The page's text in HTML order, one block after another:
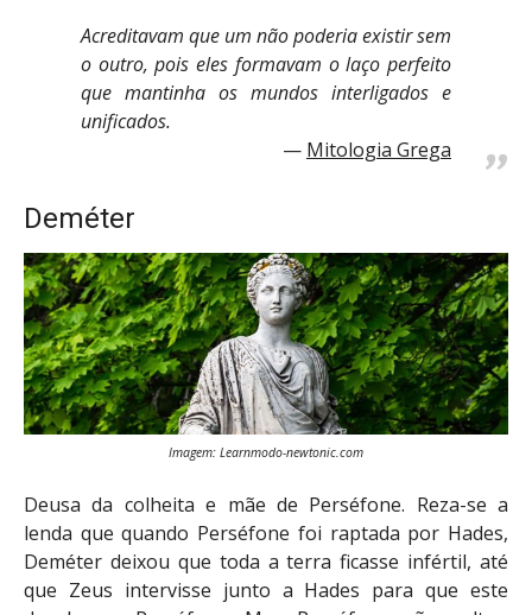
Acreditavam que um não poderia existir sem
o outro, pois eles formavam o laço perfeito
que mantinha os mundos interligados e
unificados.
Mitologia Grega
Deméter
Imagem: Learnmodo-newtonic.com
Deusa da colheita e mãe de Perséfone. Reza-se a
lenda que quando Perséfone foi raptada por Hades,
Deméter deixou que toda a terra ficasse infértil, até
que Zeus intervisse junto a Hades para que este